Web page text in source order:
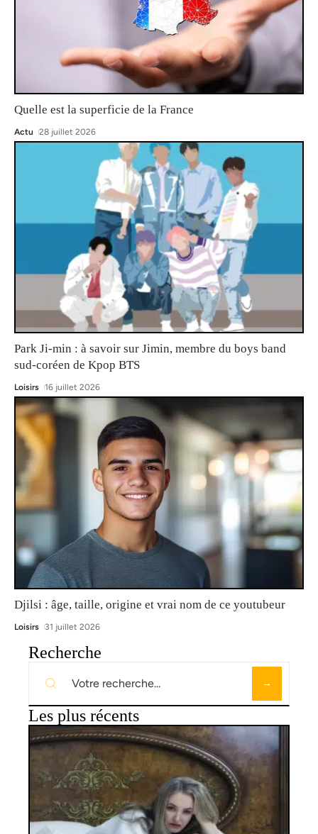
Quelle est la superficie de la France
Actu 28 juillet 2026
Park Ji-min : à savoir sur Jimin, membre du boys band
sud-coréen de Kpop BTS
Loisirs 16 juillet 2026
Djilsi : âge, taille, origine et vrai nom de ce youtubeur
Loisirs 31 juillet 2026
Recherche
Les plus récents